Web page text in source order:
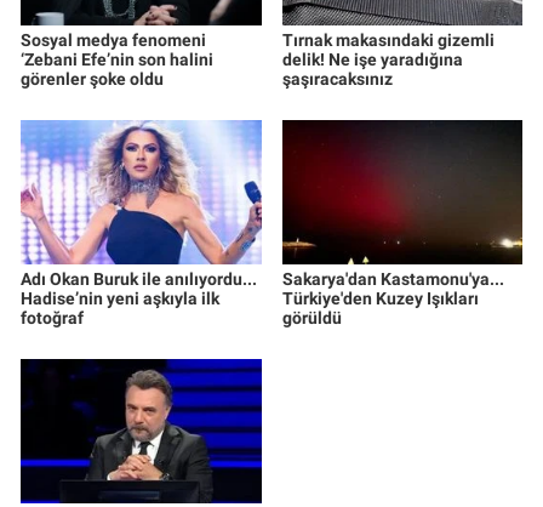
Sosyal medya fenomeni
‘Zebani Efe’nin son halini
görenler şoke oldu
Tırnak makasındaki gizemli
delik! Ne işe yaradığına
şaşıracaksınız
Adı Okan Buruk ile anılıyordu...
Hadise’nin yeni aşkıyla ilk
fotoğraf
Sakarya'dan Kastamonu'ya...
Türkiye'den Kuzey Işıkları
görüldü